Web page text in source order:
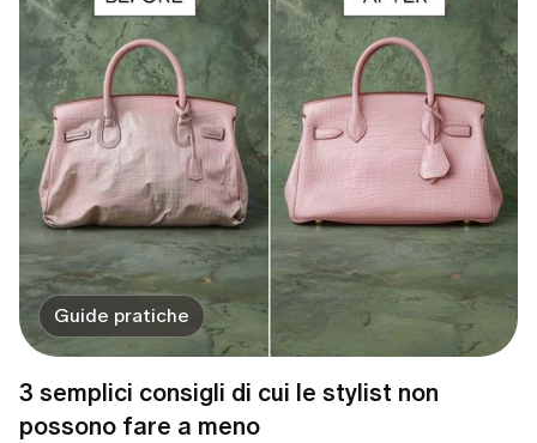
Guide pratiche
3 semplici consigli di cui le stylist non
possono fare a meno